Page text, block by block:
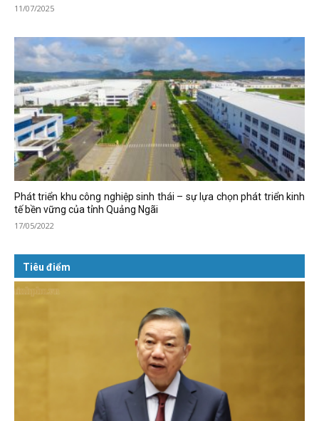
11/07/2025
Phát triển khu công nghiệp sinh thái – sự lựa chọn phát triển kinh
tế bền vững của tỉnh Quảng Ngãi
17/05/2022
Tiêu điểm